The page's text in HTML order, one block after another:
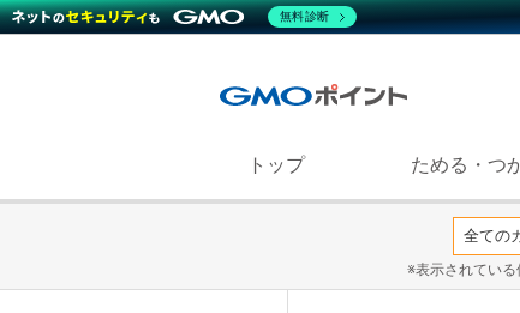
トップ ためる・つ
※表示されている
無料診断